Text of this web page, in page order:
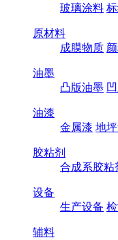
玻璃涂料
原材料
成膜物质
油墨
凸版油墨
油漆
金属漆 地
胶粘剂
合成系胶粘
设备
生产设备
辅料